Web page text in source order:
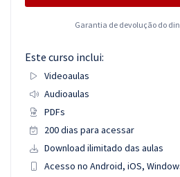
Garantia de devolução do
Este curso inclui:
Videoaulas
Audioaulas
PDFs
200 dias para acessar
Download ilimitado das aulas
Acesso no Android, iOS,